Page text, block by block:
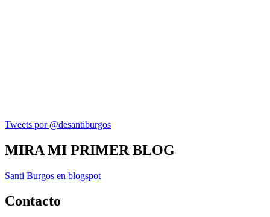
Tweets por @desantiburgos
MIRA MI PRIMER BLOG
Santi Burgos en blogspot
Contacto